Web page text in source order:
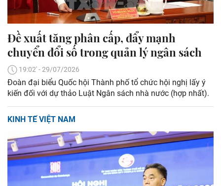
Đề xuất tăng phân cấp, đẩy mạnh
chuyển đổi số trong quản lý ngân sách
19:02' - 29/07/2026
Đoàn đại biểu Quốc hội Thành phố tổ chức hội nghị lấy ý
kiến đối với dự thảo Luật Ngân sách nhà nước (hợp nhất).
KINH TẾ VIỆT NAM